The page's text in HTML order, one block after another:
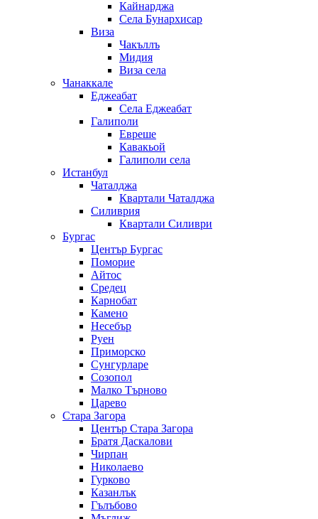
Кайнарджа
Села Бунархисар
Виза
Чакъллъ
Мидия
Виза села
Чанаккале
Еджеабат
Села Еджеабат
Галиполи
Евреше
Кавакьой
Галиполи села
Истанбул
Чаталджа
Квартали Чаталджа
Силиврия
Квартали Силиври
Бургас
Център Бургас
Поморие
Айтос
Средец
Карнобат
Камено
Несебър
Руен
Приморско
Сунгурларе
Созопол
Малко Търново
Царево
Стара Загора
Център Стара Загора
Братя Даскалови
Чирпан
Николаево
Гурково
Казанлък
Гълъбово